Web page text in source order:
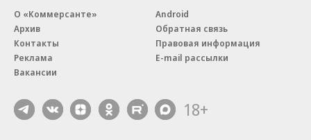
О «Коммерсанте»
Архив
Контакты
Реклама
Вакансии
Android
Обратная связь
Правовая информация
E-mail рассылки
18+